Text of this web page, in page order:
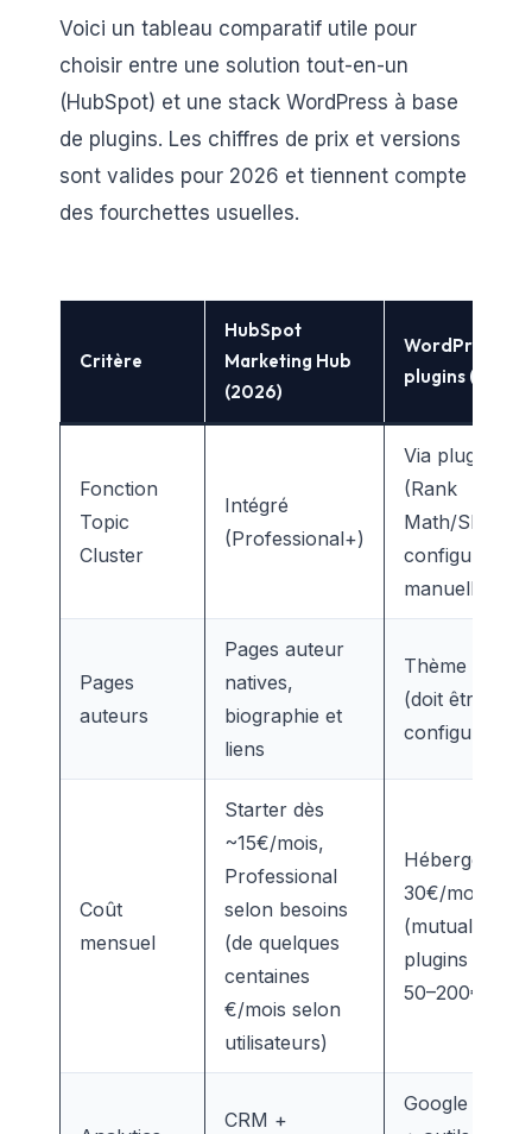
Voici un tableau comparatif utile pour
choisir entre une solution tout-en-un
(HubSpot) et une stack WordPress à base
de plugins. Les chiffres de prix et versions
sont valides pour 2026 et tiennent compte
des fourchettes usuelles.
Critère
HubSpot
Marketing Hub
(2026)
WordPress +
plugins (2026)
Fonction
Topic
Cluster
Intégré
(Professional+)
Via plugin
(Rank
Math/
configuration
manuelle
Pages
auteurs
Pages auteur
natives,
biographie et
liens
Thème +
(doit être
configuré)
Coût
mensuel
Starter dès
~15€/mois,
Professional
selon besoins
(de quelques
centaines
€/mois selon
utilisateurs)
Hébergement
30€/mois
(mutualisé),
plugins
50–200€/an
CRM +
Google